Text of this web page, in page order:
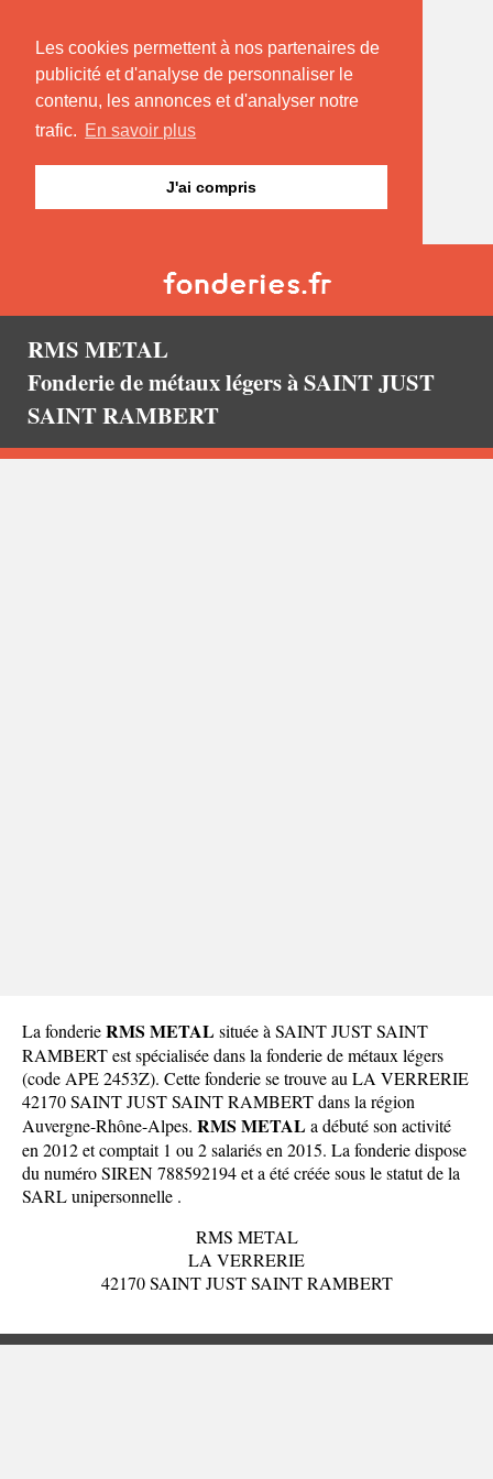
Les cookies permettent à nos partenaires de
publicité et d'analyse de personnaliser le
contenu, les annonces et d'analyser notre
trafic. En savoir plus
J'ai compris
RMS METAL
Fonderie de métaux légers à SAINT JUST
SAINT RAMBERT
La fonderieRMS METALsituée à SAINT JUST SAINT
RAMBERT est spécialisée dans la fonderie de métaux légers
(code APE 2453Z). Cette fonderie se trouve au LA VERRERIE
42170 SAINT JUST SAINT RAMBERT dans la région
Auvergne-Rhône-Alpes. RMS METALa débuté son activité
en 2012 et comptait 1 ou 2 salariés en 2015. La fonderie dispose
du numéro SIREN 788592194 et a été créée sous le statut de la
SARL unipersonnelle .
RMS METAL
LA VERRERIE
42170 SAINT JUST SAINT RAMBERT